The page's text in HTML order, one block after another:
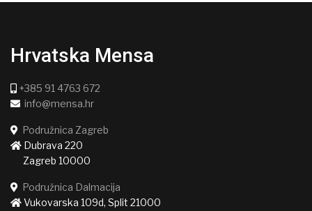
Hrvatska Mensa
+385 91 4763 672
info@mensa.hr
Podružnica Zagreb
Dubrava 220
Zagreb 10000
Podružnica Dalmacija
Vukovarska 109d, Split 21000